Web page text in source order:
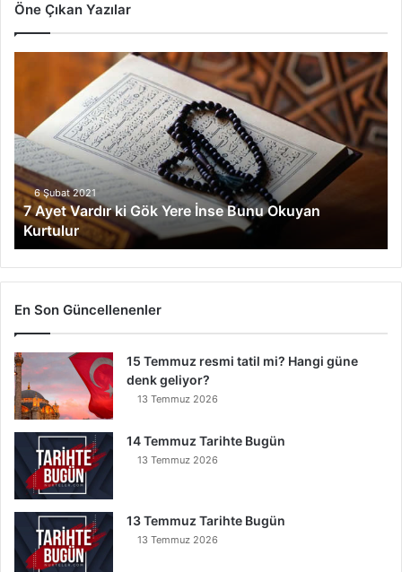
Öne Çıkan Yazılar
t
V
a
r
d
r
k
i
G
Y
e
r
e
n
s
B
u
n
6 Şubat 2021
7 Ayet Vardır ki Gök Yere İnse Bunu Okuyan
Kurtulur
En Son Güncellenenler
15 Temmuz resmi tatil mi? Hangi güne
denk geliyor?
13 Temmuz 2026
14 Temmuz Tarihte Bugün
13 Temmuz 2026
13 Temmuz Tarihte Bugün
13 Temmuz 2026